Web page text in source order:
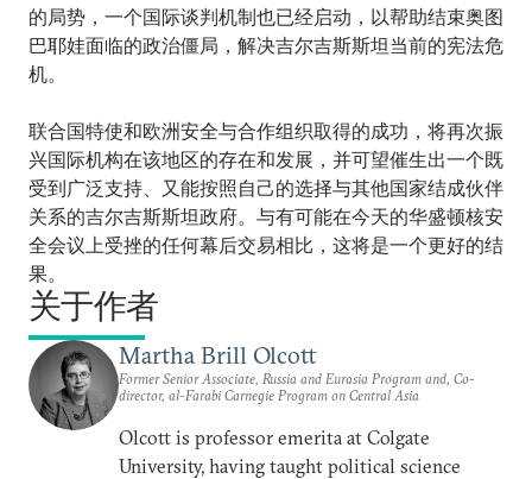
的局势，一个国际谈判机制也已经启动，以帮助结束奥图
巴耶娃面临的政治僵局，解决吉尔吉斯斯坦当前的宪法危
机。
联合国特使和欧洲安全与合作组织取得的成功，将再次振
兴国际机构在该地区的存在和发展，并可望催生出一个既
受到广泛支持、又能按照自己的选择与其他国家结成伙伴
关系的吉尔吉斯斯坦政府。与有可能在今天的华盛顿核安
全会议上受挫的任何幕后交易相比，这将是一个更好的结
果。
关于作者
Martha Brill Olcott
Former Senior Associate, Russia and Eurasia Program and, Co-
director, al-Farabi Carnegie Program on Central Asia
Olcott is professor emerita at Colgate
University, having taught political science